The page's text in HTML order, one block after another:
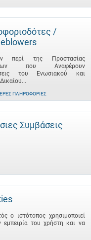
/
περί της Προστασίας
που Αναφέρουν
του Ενωσιακού και
ΠΛΗΡΟΦΟΡΊΕΣ
Συμβάσεις
ο ιστότοπος χρησιμοποιεί
εμπειρία του χρήστη και να